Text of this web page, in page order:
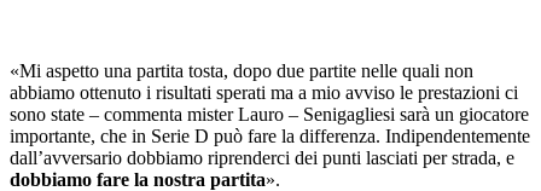
«Mi aspetto una partita tosta, dopo due partite nelle quali non
abbiamo ottenuto i risultati sperati ma a mio avviso le prestazioni ci
sono state – commenta mister Lauro – Senigagliesi sarà un giocatore
importante, che in Serie D può fare la differenza. Indipendentemente
dall’avversario dobbiamo riprenderci dei punti lasciati per strada, e
dobbiamo fare la nostra partita».